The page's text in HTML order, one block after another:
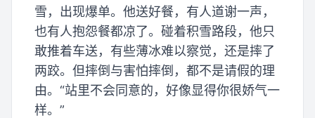
雪，出现爆单。他送好餐，有人道谢一声，
也有人抱怨餐都凉了。碰着积雪路段，他只
敢推着车送，有些薄冰难以察觉，还是摔了
两跤。但摔倒与害怕摔倒，都不是请假的理
由。“站里不会同意的，好像显得你很娇气一
样。”